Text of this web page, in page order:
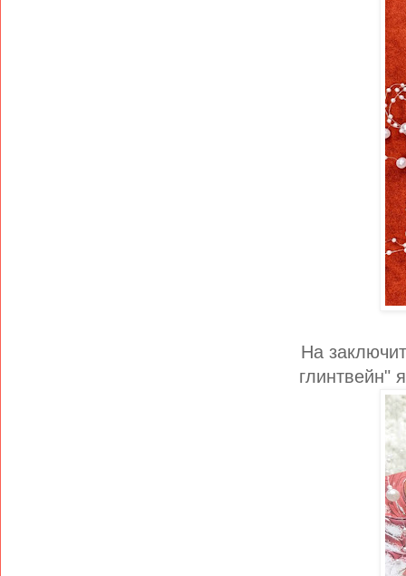
На
глинтвейн"